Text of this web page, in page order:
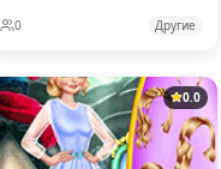
0 Другие
0.0